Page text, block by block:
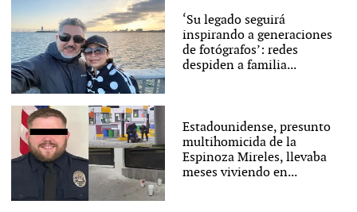
‘Su legado seguirá
inspirando a generaciones
de fotógrafos’: redes
despiden a familia...
Estadounidense, presunto
multihomicida de la
Espinoza Mireles, llevaba
meses viviendo en...